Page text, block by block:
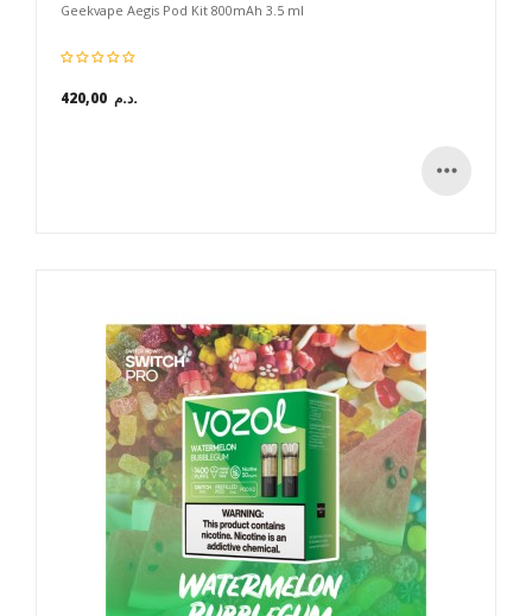
Geekvape Aegis Pod Kit 800mAh 3.5 ml
420,00 د.م.